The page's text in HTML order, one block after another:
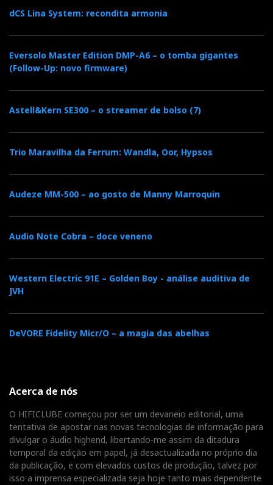
dCS Lina System: recondita armonia
Eversolo Master Edition DMP-A6 – o tomba gigantes
(Follow-Up: novo firmware)
Astell&Kern SE300 – o streamer de bolso (7)
Trio Maravilha da Ferrum: Wandla, Oor, Hypsos
Audeze MM-500 – ao gosto de Manny Marroquin
Audio Note Cobra – doce veneno
Western Electric 91E – Golden Boy - análise auditiva de
JVH
DeVORE Fidelity Micr/O – a magia das abelhas
Acerca de nós
O HIFICLUBE começou por ser um devaneio editorial, uma
tentativa de apostar nas novas tecnologias de informação para
divulgar o áudio highend, libertando-me assim da ditadura
temporal da edição em papel, já desactualizada no próprio dia
da publicação, e com elevados custos de produção, talvez por
isso a imprensa especializada seja hoje tanto mais dependente